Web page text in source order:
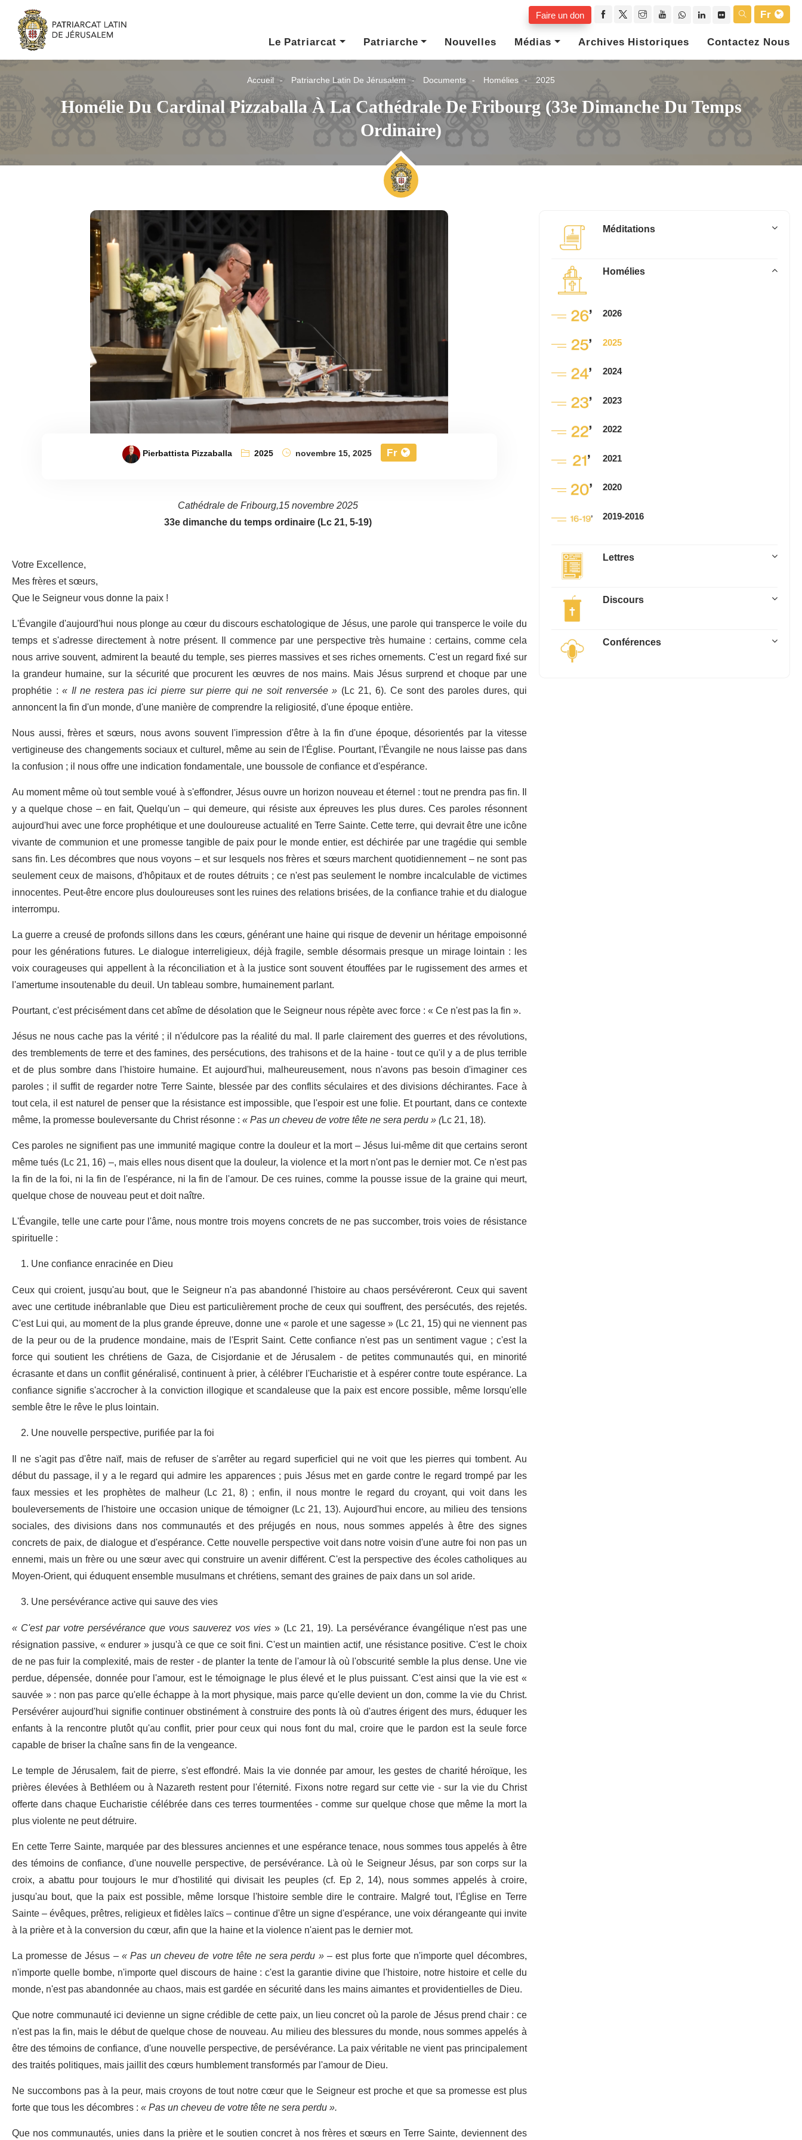
Faire un don
Fr
Le Patriarcat
Patriarche Nouvelles Médias Archives Historiques Contactez Nous
Accueil Patriarche Latin De Jérusalem Documents Homélies 2025
Homélie Du Cardinal Pizzaballa À La Cathédrale De Fribourg (33e Dimanche Du Temps
Ordinaire)
Pierbattista Pizzaballa 2025 novembre 15, 2025 Fr
Cathédrale de Fribourg,15 novembre 2025
33e dimanche du temps ordinaire (Lc 21, 5-19)
Votre Excellence,
Mes frères et sœurs,
Que le Seigneur vous donne la paix !
L'Évangile d'aujourd'hui nous plonge au cœur du discours eschatologique de Jésus, une parole qui transperce le voile du
temps et s'adresse directement à notre présent. Il commence par une perspective très humaine : certains, comme cela
nous arrive souvent, admirent la beauté du temple, ses pierres massives et ses riches ornements. C'est un regard fixé sur
la grandeur humaine, sur la sécurité que procurent les œuvres de nos mains. Mais Jésus surprend et choque par une
prophétie :« Il ne restera pas ici pierre sur pierre qui ne soit renversée » (Lc 21, 6). Ce sont des paroles dures, qui
annoncent la fin d'un monde, d'une manière de comprendre la religiosité, d'une époque entière.
Nous aussi, frères et sœurs, nous avons souvent l'impression d'être à la fin d'une époque, désorientés par la vitesse
vertigineuse des changements sociaux et culturel, même au sein de l'Église. Pourtant, l'Évangile ne nous laisse pas dans
la confusion ; il nous offre une indication fondamentale, une boussole de confiance et d'espérance.
Au moment même où tout semble voué à s'effondrer, Jésus ouvre un horizon nouveau et éternel : tout ne prendra pas fin. Il
y a quelque chose – en fait, Quelqu'un – qui demeure, qui résiste aux épreuves les plus dures. Ces paroles résonnent
aujourd'hui avec une force prophétique et une douloureuse actualité en Terre Sainte. Cette terre, qui devrait être une icône
vivante de communion et une promesse tangible de paix pour le monde entier, est déchirée par une tragédie qui semble
sans fin. Les décombres que nous voyons – et sur lesquels nos frères et sœurs marchent quotidiennement – ne sont pas
seulement ceux de maisons, d'hôpitaux et de routes détruits ; ce n'est pas seulement le nombre incalculable de victimes
innocentes. Peut-être encore plus douloureuses sont les ruines des relations brisées, de la confiance trahie et du dialogue
interrompu.
La guerre a creusé de profonds sillons dans les cœurs, générant une haine qui risque de devenir un héritage empoisonné
pour les générations futures. Le dialogue interreligieux, déjà fragile, semble désormais presque un mirage lointain : les
voix courageuses qui appellent à la réconciliation et à la justice sont souvent étouffées par le rugissement des armes et
l'amertume insoutenable du deuil. Un tableau sombre, humainement parlant.
Pourtant, c'est précisément dans cet abîme de désolation que le Seigneur nous répète avec force : « Ce n'est pas la fin ».
Jésus ne nous cache pas la vérité ; il n'édulcore pas la réalité du mal. Il parle clairement des guerres et des révolutions,
des tremblements de terre et des famines, des persécutions, des trahisons et de la haine - tout ce qu'il y a de plus terrible
et de plus sombre dans l'histoire humaine. Et aujourd'hui, malheureusement, nous n'avons pas besoin d'imaginer ces
paroles ; il suffit de regarder notre Terre Sainte, blessée par des conflits séculaires et des divisions déchirantes. Face à
tout cela, il est naturel de penser que la résistance est impossible, que l'espoir est une folie. Et pourtant, dans ce contexte
même, la promesse bouleversante du Christ résonne :« Pas un cheveu de votre tête ne sera perdu » (Lc 21, 18).
Ces paroles ne signifient pas une immunité magique contre la douleur et la mort – Jésus lui-même dit que certains seront
même tués (Lc 21, 16) –, mais elles nous disent que la douleur, la violence et la mort n'ont pas le dernier mot. Ce n'est pas
la fin de la foi, ni la fin de l'espérance, ni la fin de l'amour. De ces ruines, comme la pousse issue de la graine qui meurt,
quelque chose de nouveau peut et doit naître.
L'Évangile, telle une carte pour l'âme, nous montre trois moyens concrets de ne pas succomber, trois voies de résistance
spirituelle :
Une confiance enracinée en Dieu
Ceux qui croient, jusqu'au bout, que le Seigneur n'a pas abandonné l'histoire au chaos persévéreront. Ceux qui savent
avec une certitude inébranlable que Dieu est particulièrement proche de ceux qui souffrent, des persécutés, des rejetés.
C'est Lui qui, au moment de la plus grande épreuve, donne une « parole et une sagesse » (Lc 21, 15) qui ne viennent pas
de la peur ou de la prudence mondaine, mais de l'Esprit Saint. Cette confiance n'est pas un sentiment vague ; c'est la
force qui soutient les chrétiens de Gaza, de Cisjordanie et de Jérusalem - de petites communautés qui, en minorité
écrasante et dans un conflit généralisé, continuent à prier, à célébrer l'Eucharistie et à espérer contre toute espérance. La
confiance signifie s'accrocher à la conviction illogique et scandaleuse que la paix est encore possible, même lorsqu'elle
semble être le rêve le plus lointain.
Une nouvelle perspective, purifiée par la foi
Il ne s'agit pas d'être naïf, mais de refuser de s'arrêter au regard superficiel qui ne voit que les pierres qui tombent. Au
début du passage, il y a le regard qui admire les apparences ; puis Jésus met en garde contre le regard trompé par les
faux messies et les prophètes de malheur (Lc 21, 8) ; enfin, il nous montre le regard du croyant, qui voit dans les
bouleversements de l'histoire une occasion unique de témoigner (Lc 21, 13). Aujourd'hui encore, au milieu des tensions
sociales, des divisions dans nos communautés et des préjugés en nous, nous sommes appelés à être des signes
concrets de paix, de dialogue et d'espérance. Cette nouvelle perspective voit dans notre voisin d'une autre foi non pas un
ennemi, mais un frère ou une sœur avec qui construire un avenir différent. C'est la perspective des écoles catholiques au
Moyen-Orient, qui éduquent ensemble musulmans et chrétiens, semant des graines de paix dans un sol aride.
Une persévérance active qui sauve des vies
« C'est par votre persévérance que vous sauverez vos vies» (Lc 21, 19). La persévérance évangélique n'est pas une
résignation passive, « endurer » jusqu'à ce que ce soit fini. C'est un maintien actif, une résistance positive. C'est le choix
de ne pas fuir la complexité, mais de rester - de planter la tente de l'amour là où l'obscurité semble la plus dense. Une vie
perdue, dépensée, donnée pour l'amour, est le témoignage le plus élevé et le plus puissant. C'est ainsi que la vie est «
sauvée » : non pas parce qu'elle échappe à la mort physique, mais parce qu'elle devient un don, comme la vie du Christ.
Persévérer aujourd'hui signifie continuer obstinément à construire des ponts là où d'autres érigent des murs, éduquer les
enfants à la rencontre plutôt qu'au conflit, prier pour ceux qui nous font du mal, croire que le pardon est la seule force
capable de briser la chaîne sans fin de la vengeance.
Le temple de Jérusalem, fait de pierre, s'est effondré. Mais la vie donnée par amour, les gestes de charité héroïque, les
prières élevées à Bethléem ou à Nazareth restent pour l'éternité. Fixons notre regard sur cette vie - sur la vie du Christ
offerte dans chaque Eucharistie célébrée dans ces terres tourmentées - comme sur quelque chose que même la mort la
plus violente ne peut détruire.
En cette Terre Sainte, marquée par des blessures anciennes et une espérance tenace, nous sommes tous appelés à être
des témoins de confiance, d'une nouvelle perspective, de persévérance. Là où le Seigneur Jésus, par son corps sur la
croix, a abattu pour toujours le mur d'hostilité qui divisait les peuples (cf. Ep 2, 14), nous sommes appelés à croire,
jusqu'au bout, que la paix est possible, même lorsque l'histoire semble dire le contraire. Malgré tout, l'Église en Terre
Sainte – évêques, prêtres, religieux et fidèles laïcs – continue d'être un signe d'espérance, une voix dérangeante qui invite
à la prière et à la conversion du cœur, afin que la haine et la violence n'aient pas le dernier mot.
La promesse de Jésus –« Pas un cheveu de votre tête ne sera perdu »– est plus forte que n'importe quel décombres,
n'importe quelle bombe, n'importe quel discours de haine : c'est la garantie divine que l'histoire, notre histoire et celle du
monde, n'est pas abandonnée au chaos, mais est gardée en sécurité dans les mains aimantes et providentielles de Dieu.
Que notre communauté ici devienne un signe crédible de cette paix, un lieu concret où la parole de Jésus prend chair : ce
n'est pas la fin, mais le début de quelque chose de nouveau. Au milieu des blessures du monde, nous sommes appelés à
être des témoins de confiance, d'une nouvelle perspective, de persévérance. La paix véritable ne vient pas principalement
des traités politiques, mais jaillit des cœurs humblement transformés par l'amour de Dieu.
Ne succombons pas à la peur, mais croyons de tout notre cœur que le Seigneur est proche et que sa promesse est plus
forte que tous les décombres :« Pas un cheveu de votre tête ne sera perdu ».
Que nos communautés, unies dans la prière et le soutien concret à nos frères et sœurs en Terre Sainte, deviennent des
Méditations
Homélies
2026
2025
2024
2023
2022
2021
2020
2019-2016
Lettres
Discours
Conférences